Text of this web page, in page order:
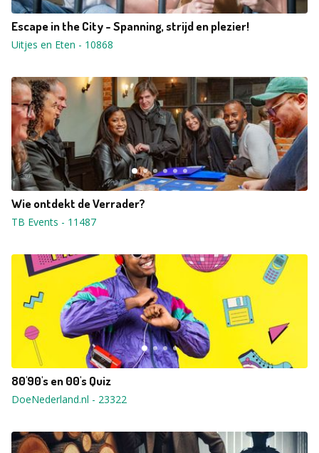
Escape in the City - Spanning, strijd en plezier!
Uitjes en Eten - 10868
Wie ontdekt de Verrader?
TB Events - 11487
80'90's en 00's Quiz
DoeNederland.nl - 23322